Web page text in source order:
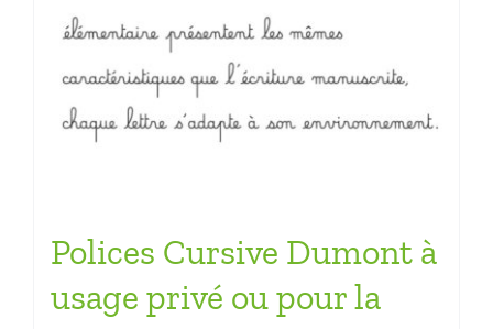
Polices Cursive Dumont à
usage privé ou pour la